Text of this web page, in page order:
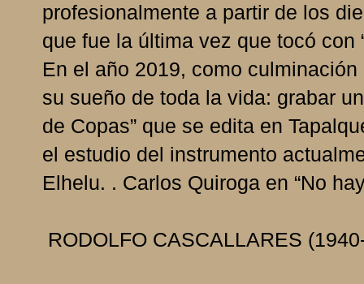
profesionalmente a partir de los
que fue la última vez que tocó con
En el año 2019, como
su sueño de toda la vida: grabar
de Copas” que se edita en
el estudio del instrumento
Elhelu. . Carlos Quiroga en “No
RODOLFO CASCALLARES